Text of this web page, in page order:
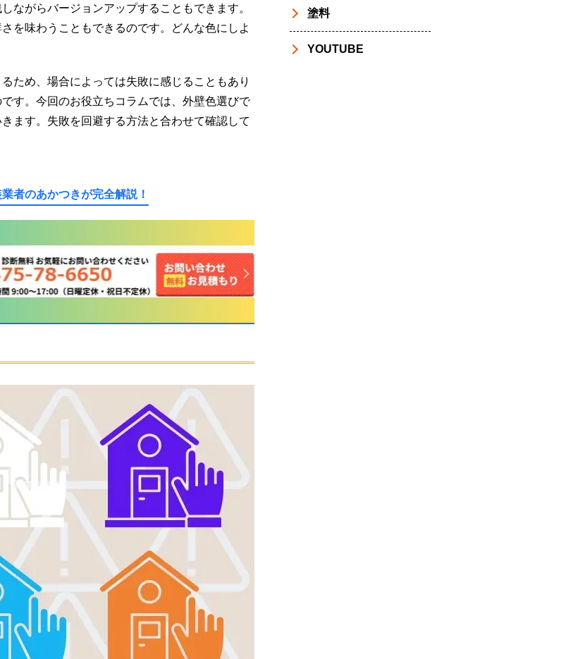
ながらバージョンアップすることもできます。
を味わうこともできるのです。どんな色にしよ
ため、場合によっては失敗に感じることもあり
す。今回のお役立ちコラムでは、外壁色選びで
ます。失敗を回避する方法と合わせて確認して
者のあかつきが完全解説！
塗料
YOUTUBE